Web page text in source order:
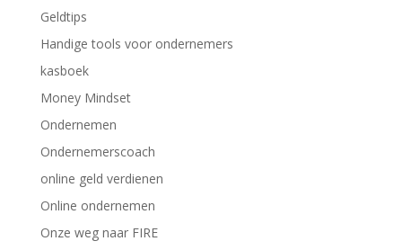
Geldtips
Handige tools voor ondernemers
kasboek
Money Mindset
Ondernemen
Ondernemerscoach
online geld verdienen
Online ondernemen
Onze weg naar FIRE